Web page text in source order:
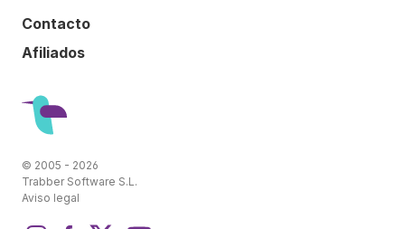
Contacto
Afiliados
© 2005 - 2026
Trabber Software S.L.
Aviso legal